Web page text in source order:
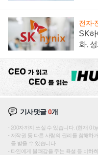
전자·
SK하
화,
기사댓글0개
200자까지 쓰실 수 있습니다. (현재 0
저작권 등 다른 사람의 권리를 침해하
를 받을 수 있습니다.
타인에게 불쾌감을 주는 욕설 등 비하